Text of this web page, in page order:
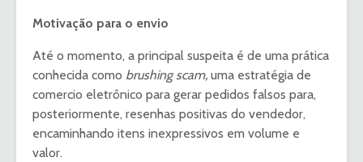
Motivação para o envio
Até o momento, a principal suspeita é de uma prática
conhecida como brushing scam, uma estratégia de
comercio eletrônico para gerar pedidos falsos para,
posteriormente, resenhas positivas do vendedor,
encaminhando itens inexpressivos em volume e
valor.